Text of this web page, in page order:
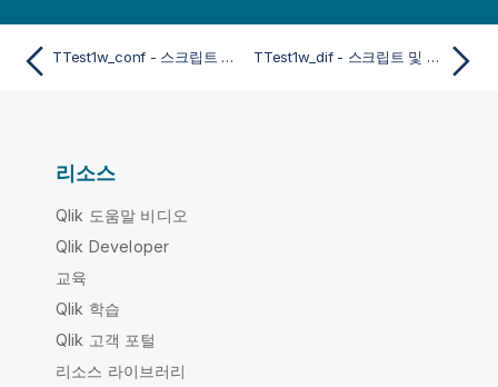
TTest1w_conf - 스크립트 및 차트 함수 TTest1w_dif - 스크립트 및 차트 함수
리소스
Qlik 도움말 비디오
Qlik Developer
교육
Qlik 학습
Qlik 고객 포털
리소스 라이브러리